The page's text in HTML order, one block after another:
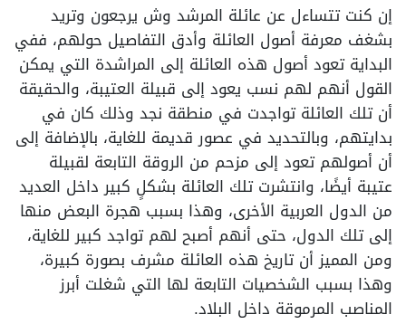
إن كنت تتساءل عن عائلة المرشد وش يرجعون وتريد
بشغف معرفة أصول العائلة وأدق التفاصيل حولهم، ففي
البداية تعود أصول هذه العائلة إلى المراشدة التي يمكن
القول أنهم لهم نسب يعود إلى قبيلة العتيبة، والحقيقة
أن تلك العائلة تواجدت في منطقة نجد وذلك كان في
بدايتهم، وبالتحديد في عصور قديمة للغاية، بالإضافة إلى
أن أصولهم تعود إلى مزحم من الروقة التابعة لقبيلة
عتيبة أيضًا، وانتشرت تلك العائلة بشكلٍ كبير داخل العديد
من الدول العربية الأخرى، وهذا بسبب هجرة البعض منها
إلى تلك الدول، حتى أنهم أصبح لهم تواجد كبير للغاية،
ومن المميز أن تاريخ هذه العائلة مشرف بصورة كبيرة،
وهذا بسبب الشخصيات التابعة لها التي شغلت أبرز
المناصب المرموقة داخل البلاد.